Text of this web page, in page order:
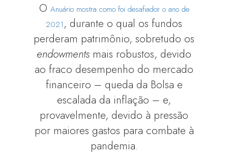
O Anuário mostra como foi desafiador o ano de
2021, durante o qual os fundos
perderam patrimônio, sobretudo os
endowments mais robustos, devido
ao fraco desempenho do mercado
financeiro – queda da Bolsa e
escalada da inflação – e,
provavelmente, devido à pressão
por maiores gastos para combate à
pandemia.